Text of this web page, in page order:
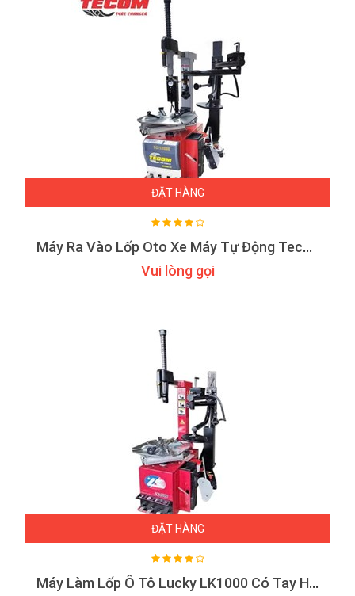
ĐẶT HÀNG
Máy Ra Vào Lốp Oto Xe Máy Tự Động Tecom TC-1200E
Vui lòng gọi
ĐẶT HÀNG
Máy Làm Lốp Ô Tô Lucky LK1000 Có Tay Hỗ Trợ